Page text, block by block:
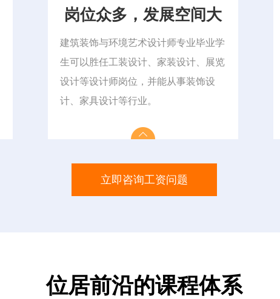
岗位众多，发展空间大
建筑装饰与环境艺术设计师专业毕业学
生可以胜任工装设计、家装设计、展览
设计等设计师岗位，并能从事装饰设
计、家具设计等行业。
立即咨询工资问题
位居前沿的课程体系